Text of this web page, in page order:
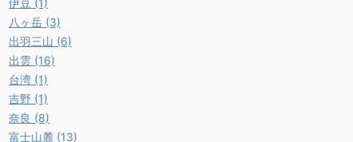
伊豆 (1)
八ヶ岳 (3)
出羽三山 (6)
出雲 (16)
台湾 (1)
吉野 (1)
奈良 (8)
富士山麓 (13)